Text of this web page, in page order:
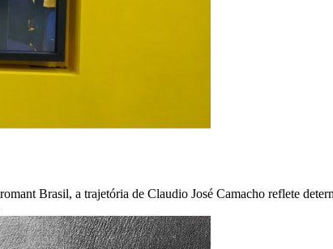
Brasil, a trajetória de Claudio José Camacho reflete